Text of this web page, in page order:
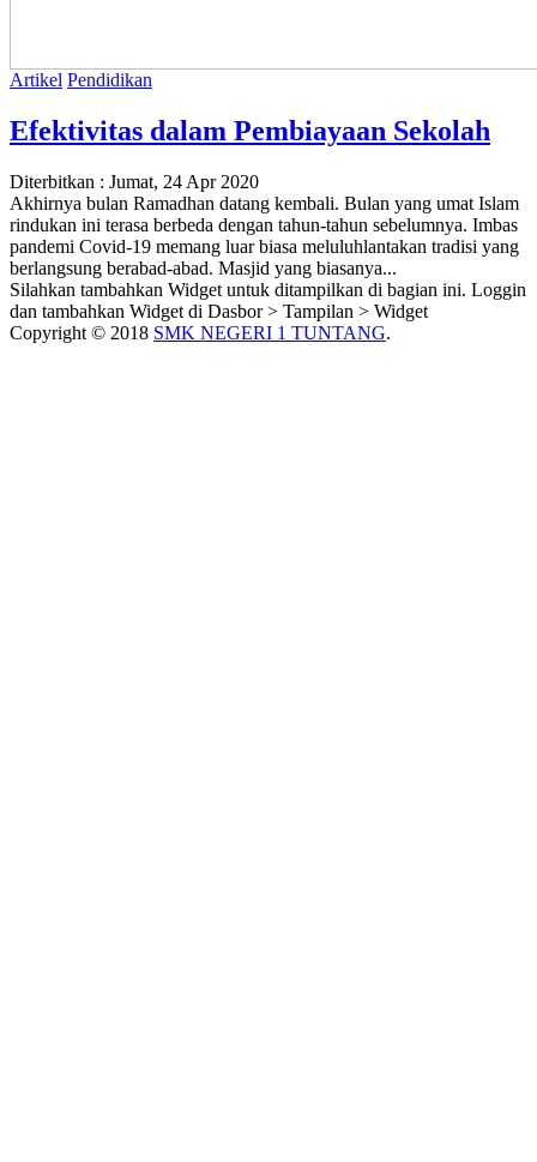
Artikel Pendidikan
Efektivitas dalam Pembiayaan Sekolah
Diterbitkan : Jumat, 24 Apr 2020
Akhirnya bulan Ramadhan datang kembali. Bulan yang umat Islam
rindukan ini terasa berbeda dengan tahun-tahun sebelumnya. Imbas
pandemi Covid-19 memang luar biasa meluluhlantakan tradisi yang
berlangsung berabad-abad. Masjid yang biasanya...
Silahkan tambahkan Widget untuk ditampilkan di bagian ini. Loggin
dan tambahkan Widget di Dasbor > Tampilan > Widget
Copyright © 2018 SMK NEGERI 1 TUNTANG.